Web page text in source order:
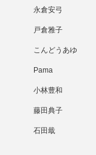
永倉安弓
戸倉雅子
こんどうあゆ
Pama
小林豊和
藤田典子
石田戢